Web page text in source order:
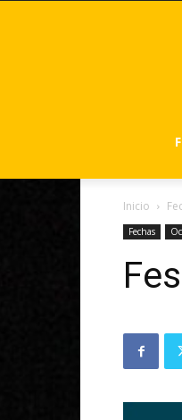
Inicio
Fechas